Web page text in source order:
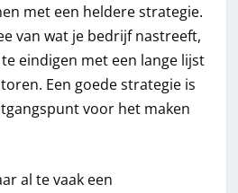
met een heldere strategie.
van wat je bedrijf nastreeft,
eindigen met een lange lijst
Een goede strategie is
voor het maken
al te vaak een